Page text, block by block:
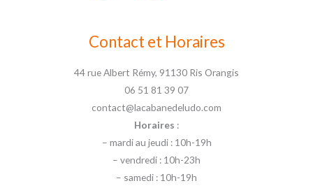
Contact et Horaires
44 rue Albert Rémy, 91130 Ris Orangis
06 51 81 39 07
contact@lacabanedeludo.com
Horaires :
– mardi au jeudi : 10h-19h
– vendredi : 10h-23h
– samedi : 10h-19h